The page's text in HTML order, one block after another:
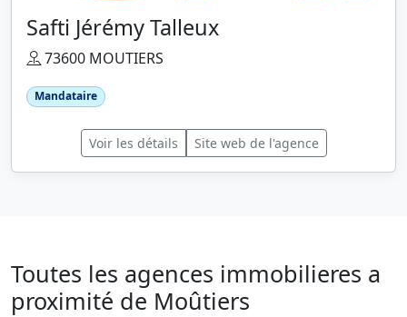
Safti Jérémy Talleux
73600 MOUTIERS
Mandataire
Voir les détails Site web de l'agence
Toutes les agences immobilieres a
proximité de Moûtiers